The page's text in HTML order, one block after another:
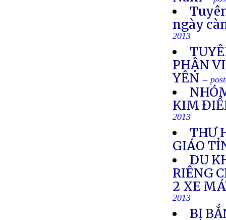
ngày
2013
PHẬN
YÊN --
KIM
2013
THƯ
GIÁO
DU
RIÊNG
2 XE
2013
BỊ